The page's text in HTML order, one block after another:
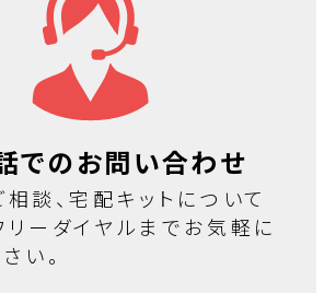
でのお問い合わせ
談、宅配キットについて
ーダイヤルまでお気軽に
い。